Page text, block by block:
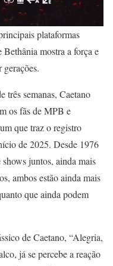
plataformas
mostra a força e
gerações.
três semanas, Caetano
os fãs de MPB e
que traz o registro
de 2025. Desde 1976
juntos, ainda mais
ambos estão ainda mais
que ainda podem
de Caetano, “Alegria,
já se percebe a reação